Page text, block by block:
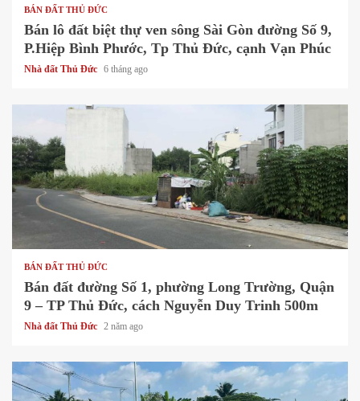
BÁN ĐẤT THỦ ĐỨC
Bán lô đất biệt thự ven sông Sài Gòn đường Số 9,
P.Hiệp Bình Phước, Tp Thủ Đức, cạnh Vạn Phúc
Nhà đất Thủ Đức 6 tháng ago
1 min read
BÁN ĐẤT THỦ ĐỨC
Bán đất đường Số 1, phường Long Trường, Quận
9 – TP Thủ Đức, cách Nguyễn Duy Trinh 500m
Nhà đất Thủ Đức 2 năm ago